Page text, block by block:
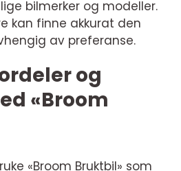
bilmerker og modeller.
kan finne akkurat den
av preferanse.
og
«Broom
«Broom Bruktbil» som